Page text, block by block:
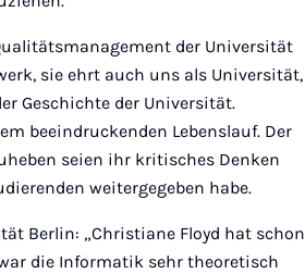
der Universität
sie ehrt auch uns als Universität,
Geschichte der Universität.
beeindruckenden Lebenslauf. Der
seien ihr kritisches Denken
weitergegeben habe.
Berlin: „Christiane Floyd hat schon
die Informatik sehr theoretisch